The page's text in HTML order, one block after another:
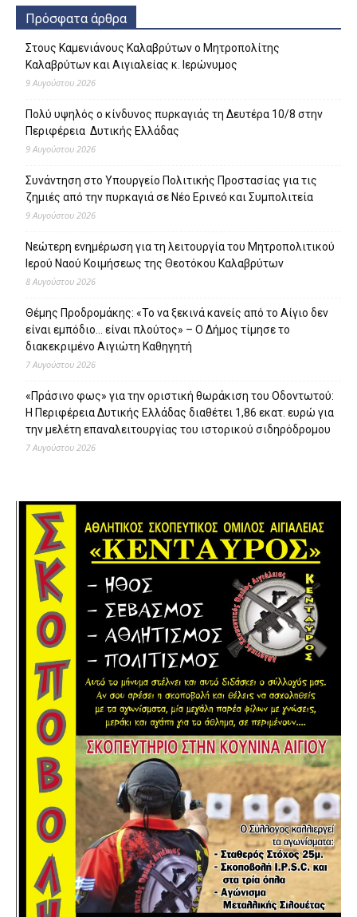
Πρόσφατα άρθρα
Στους Καμενιάνους Καλαβρύτων ο Μητροπολίτης
Καλαβρύτων και Αιγιαλείας κ. Ιερώνυμος
9 Αυγούστου 2026
Πολύ υψηλός ο κίνδυνος πυρκαγιάς τη Δευτέρα 10/8 στην
Περιφέρεια Δυτικής Ελλάδας
9 Αυγούστου 2026
Συνάντηση στο Υπουργείο Πολιτικής Προστασίας για τις
ζημιές από την πυρκαγιά σε Νέο Ερινεό και Συμπολιτεία
9 Αυγούστου 2026
Νεώτερη ενημέρωση για τη λειτουργία του Μητροπολιτικού
Ιερού Ναού Κοιμήσεως της Θεοτόκου Καλαβρύτων
8 Αυγούστου 2026
Θέμης Προδρομάκης: «Το να ξεκινά κανείς από το Αίγιο δεν
είναι εμπόδιο… είναι πλούτος» – O Δήμος τίμησε το
διακεκριμένο Αιγιώτη Καθηγητή
7 Αυγούστου 2026
«Πράσινο φως» για την οριστική θωράκιση του Οδοντωτού:
Η Περιφέρεια Δυτικής Ελλάδας διαθέτει 1,86 εκατ. ευρώ για
την μελέτη επαναλειτουργίας του ιστορικού σιδηρόδρομου
7 Αυγούστου 2026